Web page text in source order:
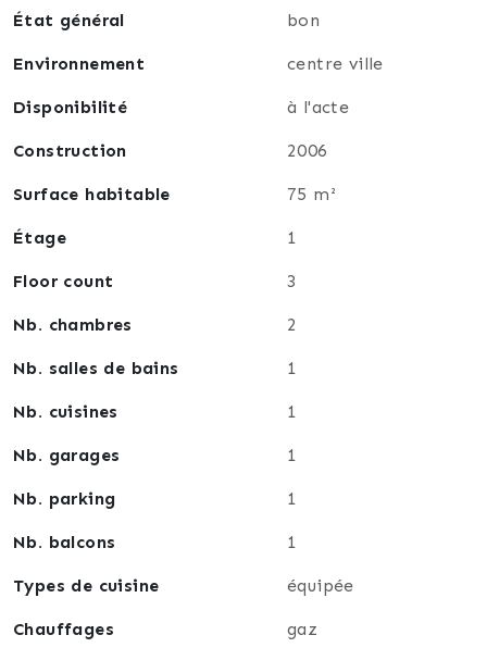
État général bon
Environnement centre ville
Disponibilité à l'acte
Construction 2006
Surface habitable 75 m²
Étage 1
Floor count 3
Nb. chambres 2
Nb. salles de bains 1
Nb. cuisines 1
Nb. garages 1
Nb. parking 1
Nb. balcons 1
Types de cuisine équipée
Chauffages gaz